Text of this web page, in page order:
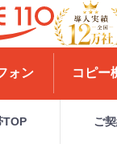
ォン コピー
TOP ご